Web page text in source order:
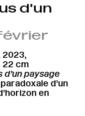
d'un
2023,
22 cm
paysage
d’un
en